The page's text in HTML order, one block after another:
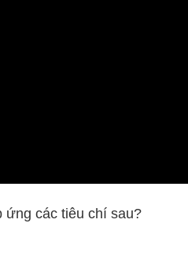
ứng các tiêu chí sau?